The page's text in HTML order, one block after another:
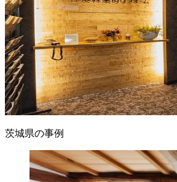
茨城県の事例